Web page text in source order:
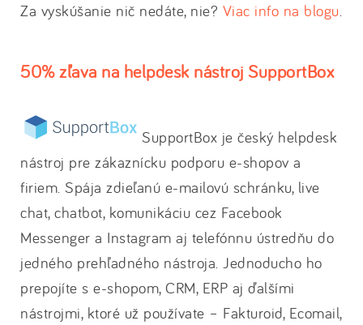
Za vyskúšanie nič nedáte, nie? Viac info na blogu.
50% zľava na helpdesk nástroj SupportBox
SupportBox je český helpdesk
nástroj pre zákaznícku podporu e-shopov a
firiem. Spája zdieľanú e-mailovú schránku, live
chat, chatbot, komunikáciu cez Facebook
Messenger a Instagram aj telefónnu ústredňu do
jedného prehľadného nástroja. Jednoducho ho
prepojíte s e-shopom, CRM, ERP aj ďalšími
nástrojmi, ktoré už používate – Fakturoid, Ecomail,